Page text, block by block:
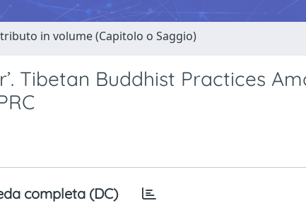
in volume (Capitolo o Saggio)
Tibetan Buddhist Practices
completa (DC)